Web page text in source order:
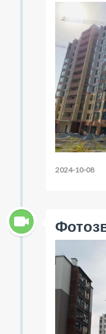
2024-10-08